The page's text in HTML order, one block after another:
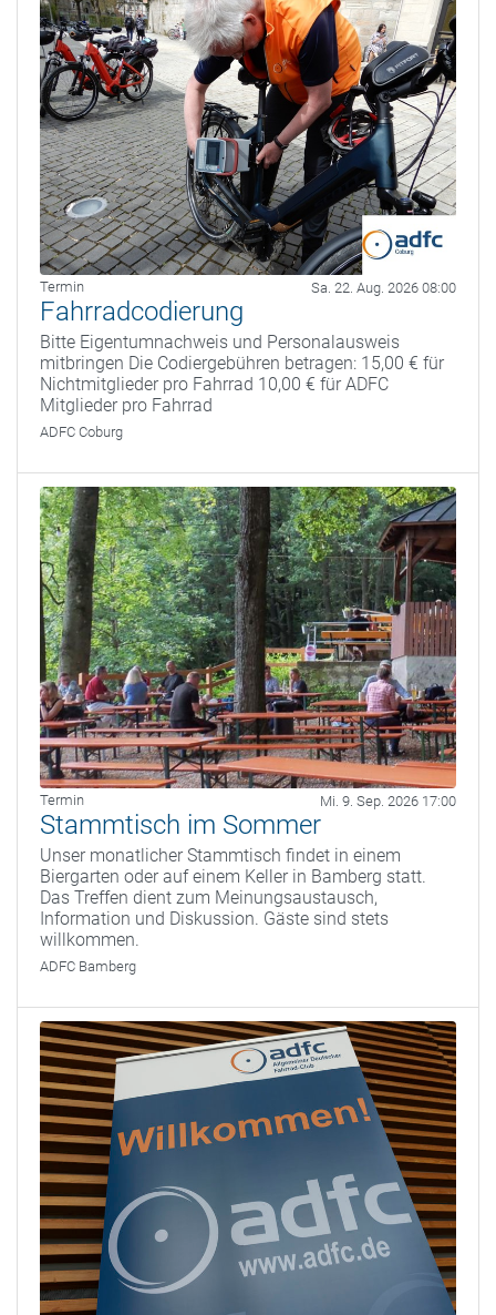
Termin Sa. 22. Aug. 2026 08:00
Fahrradcodierung
Bitte Eigentumnachweis und Personalausweis
mitbringen Die Codiergebühren betragen: 15,00 € für
Nichtmitglieder pro Fahrrad 10,00 € für ADFC
Mitglieder pro Fahrrad
ADFC Coburg
Termin Mi. 9. Sep. 2026 17:00
Stammtisch im Sommer
Unser monatlicher Stammtisch findet in einem
Biergarten oder auf einem Keller in Bamberg statt.
Das Treffen dient zum Meinungsaustausch,
Information und Diskussion. Gäste sind stets
willkommen.
ADFC Bamberg